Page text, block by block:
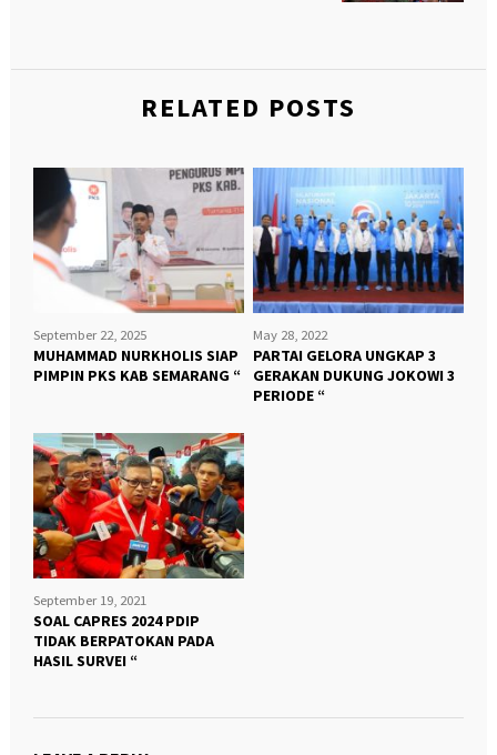
RELATED POSTS
September 22, 2025
MUHAMMAD NURKHOLIS SIAP
PIMPIN PKS KAB SEMARANG “
May 28, 2022
PARTAI GELORA UNGKAP 3
GERAKAN DUKUNG JOKOWI 3
PERIODE “
September 19, 2021
SOAL CAPRES 2024 PDIP
TIDAK BERPATOKAN PADA
HASIL SURVEI “